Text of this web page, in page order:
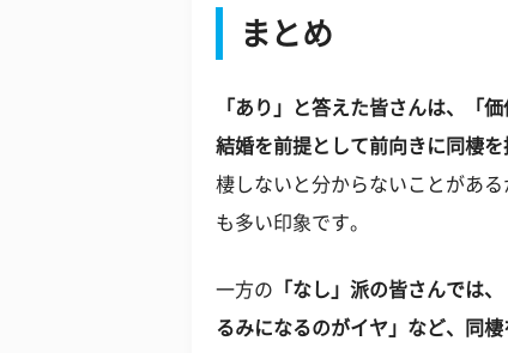
まとめ
「あり」と答えた皆さんは、「
結婚を前提として前向きに同棲を
棲しないと分からないことがあ
も多い印象です。
一方の 「なし」派の皆さんでは
るみになるのがイヤ」など、同